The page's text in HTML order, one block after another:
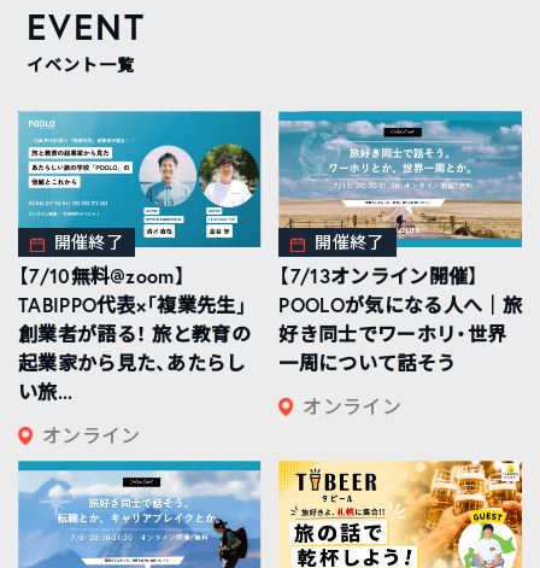
EVENT
イベント一覧
開催終了
【7/10無料@zoom】
TABIPPO代表×「複業先生」
創業者が語る！ 旅と教育の
起業家から見た、あたらし
い旅...
オンライン
開催終了
【7/13オンライン開催】
POOLOが気になる人へ｜旅
好き同士でワーホリ・世界
一周について話そう
オンライン